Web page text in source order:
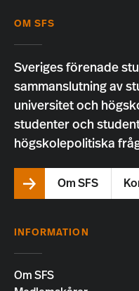
OM SFS
Sveriges förenade
sammanslutning av
universitet och
studenter och
högskolepolitiska
Om SFS
INFORMATION
Om SFS